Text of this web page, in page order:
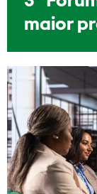
maior